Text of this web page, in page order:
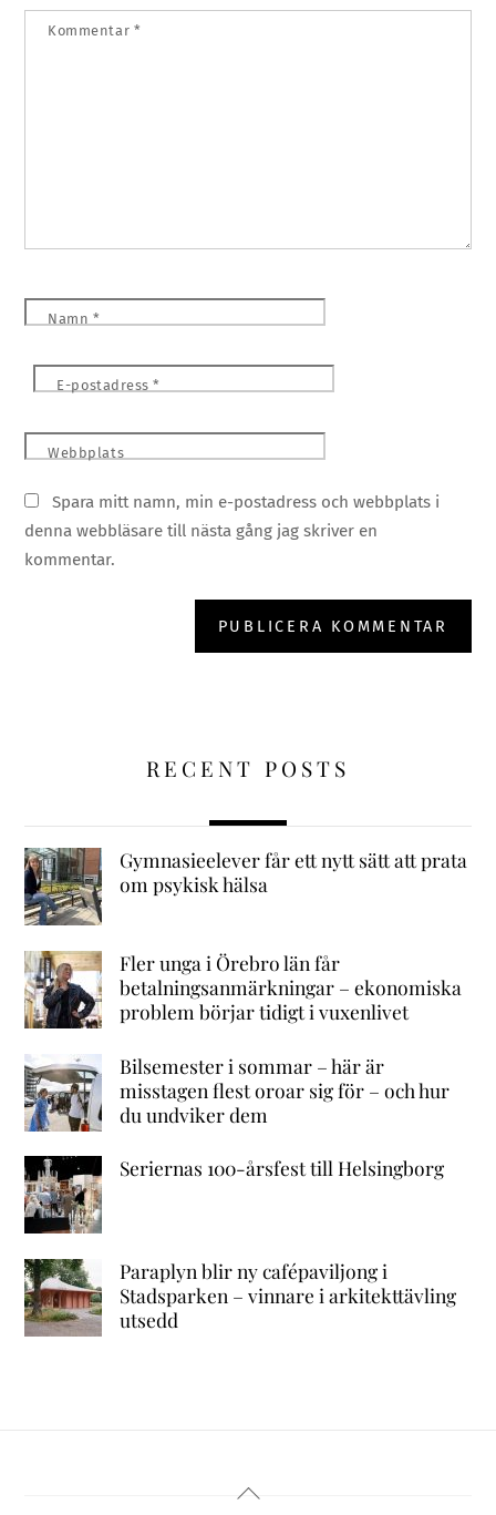
Kommentar *
Namn *
E-postadress*
Webbplats
Spara mitt namn, min e-postadress och webbplats i
denna webbläsare till nästa gång jag skriver en
kommentar.
RECENT POSTS
Gymnasieelever får ett nytt sätt att prata
om psykisk hälsa
Fler unga i Örebro län får
betalningsanmärkningar – ekonomiska
problem börjar tidigt i vuxenlivet
Bilsemester i sommar – här är
misstagen flest oroar sig för – och hur
du undviker dem
Seriernas 100-årsfest till Helsingborg
Paraplyn blir ny cafépaviljong i
Stadsparken – vinnare i arkitekttävling
utsedd
Back